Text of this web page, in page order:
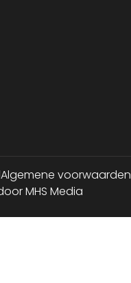
Algemene voorwaarden
MHS Media